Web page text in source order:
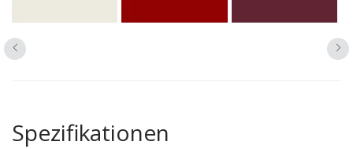
Spezifikationen